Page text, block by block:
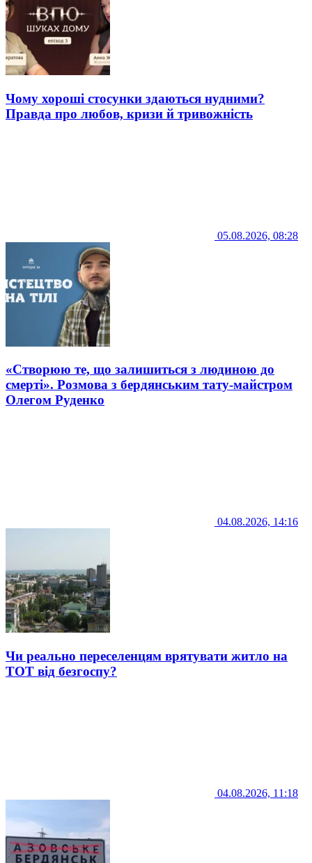
Чому хороші стосунки здаються нудними?
Правда про любов, кризи й тривожність
05.08.2026, 08:28
«Створюю те, що залишиться з людиною до
смерті». Розмова з бердянським тату-майстром
Олегом Руденко
04.08.2026, 14:16
Чи реально переселенцям врятувати житло на
ТОТ від безгоспу?
04.08.2026, 11:18